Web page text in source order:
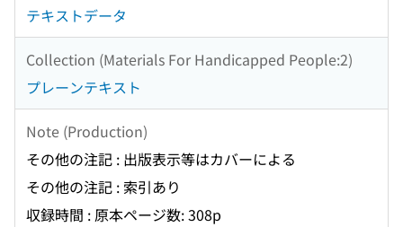
テキストデータ
Collection (Materials For Handicapped People:2)
プレーンテキスト
Note (Production)
その他の注記 : 出版表示等はカバーによる
その他の注記 : 索引あり
収録時間 : 原本ページ数: 308p